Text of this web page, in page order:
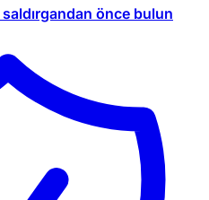
saldırgandan önce bulun